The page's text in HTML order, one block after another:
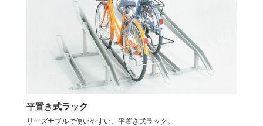
平置き式ラック
リーズナブルで使いやすい、平置き式ラック。